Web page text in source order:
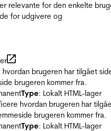
relevante for den enkelte
for udgivere og
brugeren har tilgået
brugeren kommer fra.
Type: Lokalt HTML-lager
hvordan brugeren har
brugeren kommer fra.
Type: Lokalt HTML-lager